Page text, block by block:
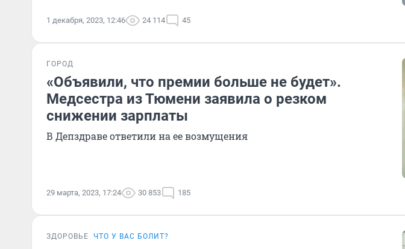
1 декабря, 2023, 12:46 24 114 45
ГОРОД
«Объявили, что премии больше не будет».
Медсестра из Тюмени заявила о резком
снижении зарплаты
В Депздраве ответили на ее возмущения
29 марта, 2023, 17:24 30 853 185
ЗДОРОВЬЕ ЧТО У ВАС БОЛИТ?